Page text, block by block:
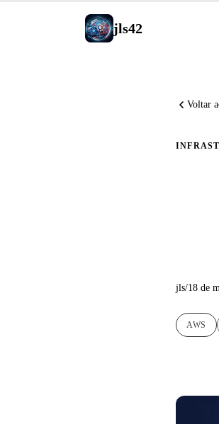
jls42
Voltar
jls/18 de
AWS